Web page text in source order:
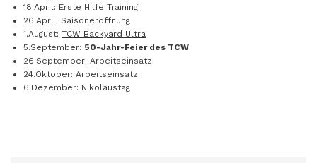
18.April: Erste Hilfe Training
26.April: Saisoneröffnung
1.August: TCW Backyard Ultra
5.September: 50-Jahr-Feier des TCW
26.September: Arbeitseinsatz
24.Oktober: Arbeitseinsatz
6.Dezember: Nikolaustag